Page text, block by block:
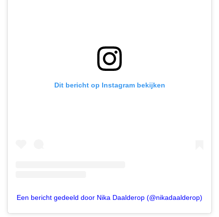
Dit bericht op Instagram bekijken
Een bericht gedeeld door Nika Daalderop (@nikadaalderop)